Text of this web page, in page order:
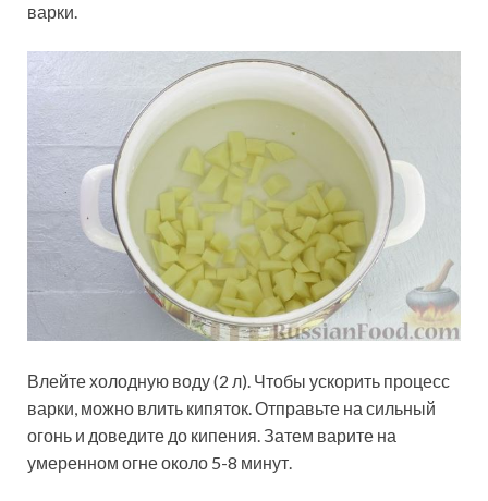
варки.
Влейте холодную воду (2 л). Чтобы ускорить процесс
варки, можно влить кипяток. Отправьте на сильный
огонь и доведите до кипения. Затем варите на
умеренном огне около 5-8 минут.